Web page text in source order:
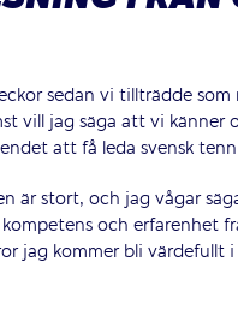
sedan vi tillträdde som
vill jag säga att vi känner
att få leda svensk
är stort, och jag vågar
och erfarenhet
jag kommer bli värdefullt